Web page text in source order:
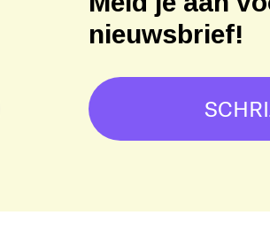
nieuwsbrief!